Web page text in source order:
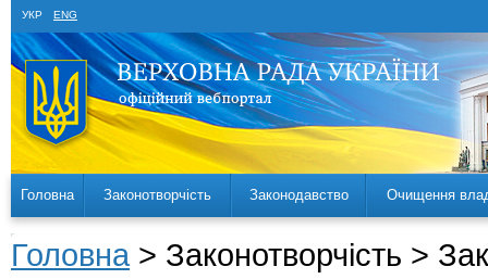
УКР ENG
Головна Законотворчість Законодавство Очищення
Головна > Законотворчість >